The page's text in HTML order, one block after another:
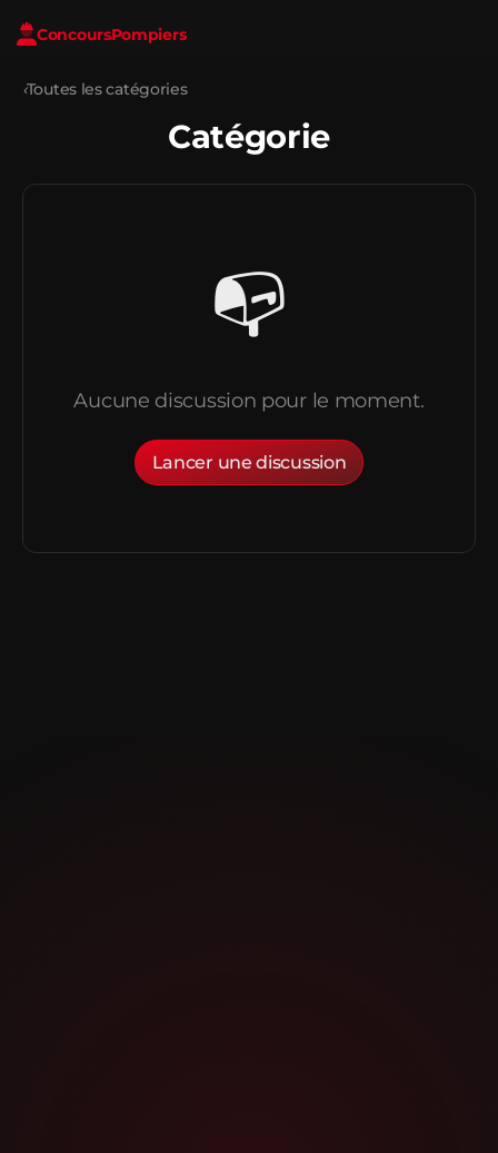
ConcoursPompiers
‹Toutes les catégories
Catégorie
📭
Aucune discussion pour le moment.
Lancer une discussion